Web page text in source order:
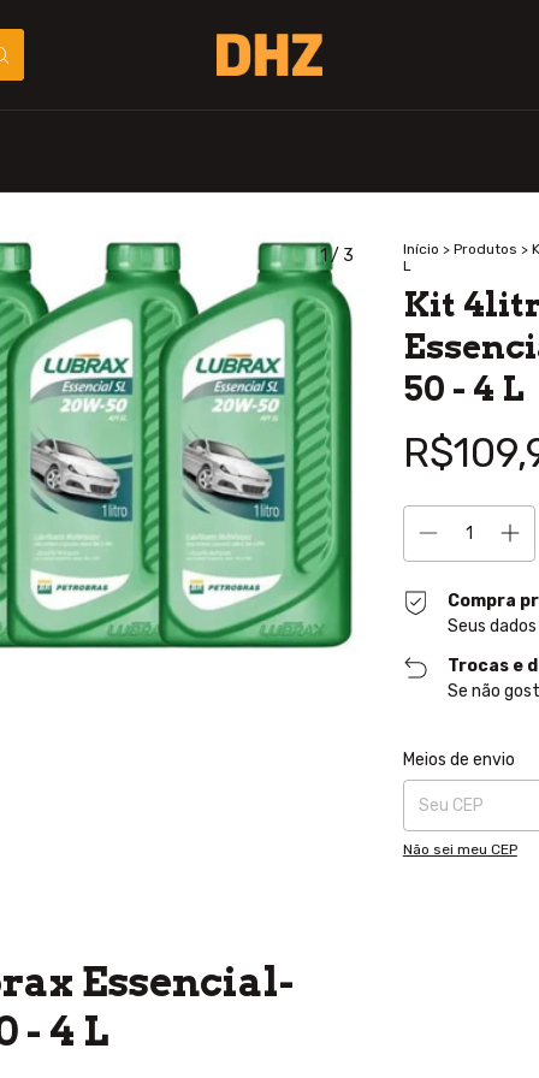
1/ 3 Início > Produtos >
L
Kit
50 - 4 L
Compra
Seus
Trocas e
Se não
Entregas para o
Meios de envio
Não sei meu CEP
Essencial-
- 4 L